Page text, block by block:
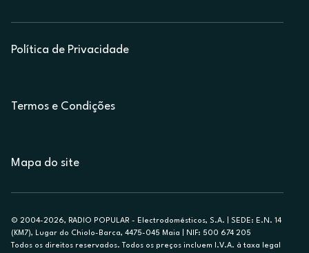
Política de Privacidade
Termos e Condições
Mapa do site
© 2004-2026, RADIO POPULAR - Electrodomésticos, S.A. | SEDE: E.N. 14
(KM7), Lugar do Chiolo-Barca, 4475-045 Maia | NIF: 500 674 205
Todos os direitos reservados. Todos os preços incluem I.V.A. à taxa legal